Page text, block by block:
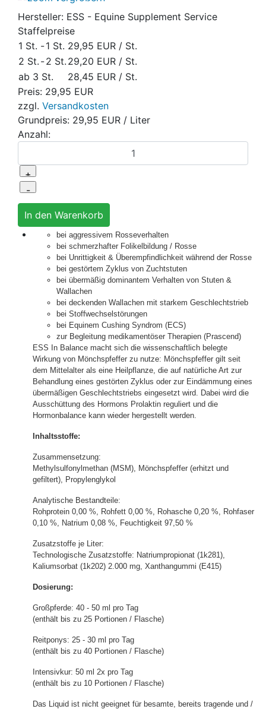
Hersteller: ESS - Equine Supplement Service
Staffelpreise
1 St. -1 St. 29,95 EUR / St.
2 St. -2 St. 29,20 EUR / St.
ab 3 St.
28,45 EUR / St.
Preis: 29,95 EUR
zzgl. Versandkosten
Grundpreis: 29,95 EUR / Liter
Anzahl:
bei aggressivem Rosseverhalten
bei schmerzhafter Folikelbildung / Rosse
bei Unrittigkeit & Überempfindlichkeit während der Rosse
bei gestörtem Zyklus von Zuchtstuten
bei übermäßig dominantem Verhalten von Stuten &
Wallachen
bei deckenden Wallachen mit starkem Geschlechtstrieb
bei Stoffwechselstörungen
bei Equinem Cushing Syndrom (ECS)
zur Begleitung medikamentöser Therapien (Prascend)
ESS In Balance macht sich die wissenschaftlich belegte
Wirkung von Mönchspfeffer zu nutze: Mönchspfeffer gilt seit
dem Mittelalter als eine Heilpflanze, die auf natürliche Art zur
Behandlung eines gestörten Zyklus oder zur Eindämmung eines
übermäßigen Geschlechtstriebs eingesetzt wird. Dabei wird die
Ausschüttung des Hormons Prolaktin reguliert und die
Hormonbalance kann wieder hergestellt werden.
Inhaltsstoffe:
Zusammensetzung:
Methylsulfonylmethan (MSM), Mönchspfeffer (erhitzt und
gefiltert), Propylenglykol
Analytische Bestandteile:
Rohprotein 0,00 %, Rohfett 0,00 %, Rohasche 0,20 %, Rohfaser
0,10 %, Natrium 0,08 %, Feuchtigkeit 97,50 %
Zusatzstoffe je Liter:
Technologische Zusatzstoffe: Natriumpropionat (1k281),
Kaliumsorbat (1k202) 2.000 mg, Xanthangummi (E415)
Dosierung:
Großpferde: 40 - 50 ml pro Tag
(enthält bis zu 25 Portionen / Flasche)
Reitponys: 25 - 30 ml pro Tag
(enthält bis zu 40 Portionen / Flasche)
Intensivkur: 50 ml 2x pro Tag
(enthält bis zu 10 Portionen / Flasche)
Das Liquid ist nicht geeignet für besamte, bereits tragende und /